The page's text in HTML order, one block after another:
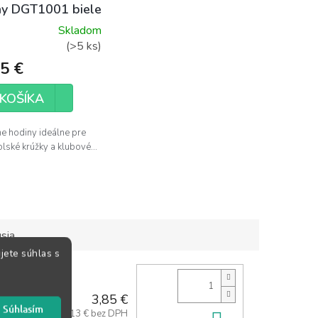
súhlas s
Súhlasím
DGT1001 biele
Skladom
(>5 ks)
€
hodiny ideálne pre
krúžky a klubové...
3,85 €
3,13 € bez DPH